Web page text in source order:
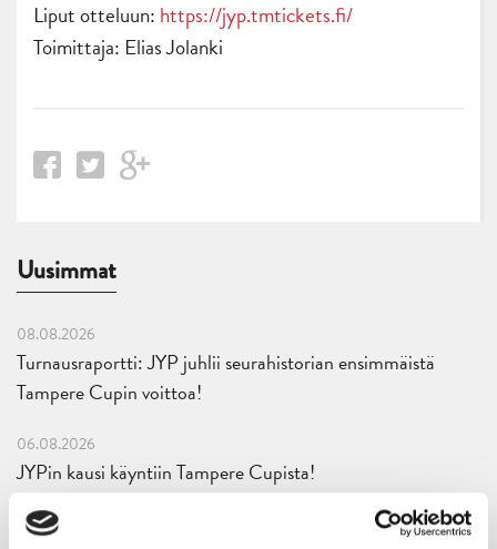
Liput otteluun: https://jyp.tmtickets.fi/
Toimittaja: Elias Jolanki
Uusimmat
08.08.2026
Turnausraportti: JYP juhlii seurahistorian ensimmäistä
Tampere Cupin voittoa!
06.08.2026
JYPin kausi käyntiin Tampere Cupista!
05.08.2026